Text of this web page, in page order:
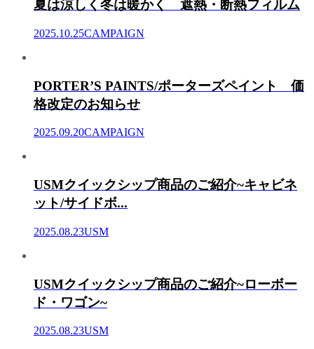
夏は涼しく冬は暖かく 遮熱・断熱フィルム
2025.10.25CAMPAIGN
PORTER’S PAINTS/ポーターズペイント 価
格改定のお知らせ
2025.09.20CAMPAIGN
USMクイックシップ商品のご紹介~キャビネ
ット/サイドボ...
2025.08.23USM
USMクイックシップ商品のご紹介~ローボー
ド・ワゴン~
2025.08.23USM